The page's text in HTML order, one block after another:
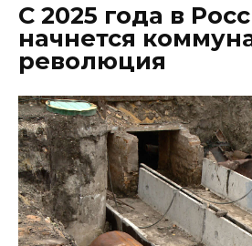
С 2025 года в
начнется
революция